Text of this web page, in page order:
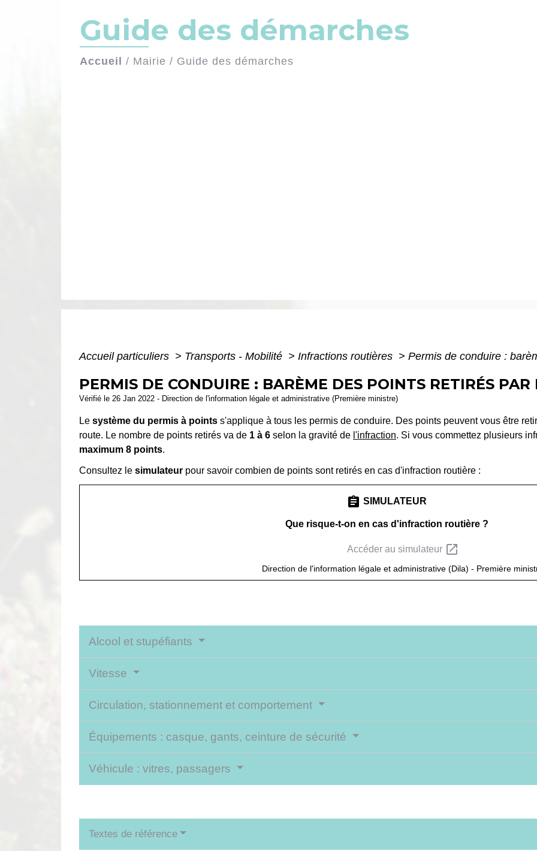
Guide des démarches
Accueil / Mairie / Guide des démarches
Accueil particuliers > Transports - Mobilité > Infractions routières > Permis de conduire :
PERMIS DE CONDUIRE : BARÈME DES POINTS RETIRÉS
Vérifié le 26 Jan 2022 - Direction de l'information légale et administrative (Première ministre)
Le système du permis à points s'applique à tous les permis de conduire. Des points peuvent vous être
route. Le nombre de points retirés va de 1 à 6 selon la gravité de l'infraction. Si vous commettez plusieurs
maximum 8 points.
Consultez le simulateur pour savoir combien de points sont retirés en cas d'infraction routière :
assignment SIMULATEUR
Que risque-t-on en cas d'infraction routière ?
Accéder au simulateur open_in_new
Direction de l'information légale et administrative (Dila) - Première
Alcool et stupéfiants
Vitesse
Circulation, stationnement et comportement
Équipements : casque, gants, ceinture de sécurité
Véhicule : vitres, passagers
Textes de référence